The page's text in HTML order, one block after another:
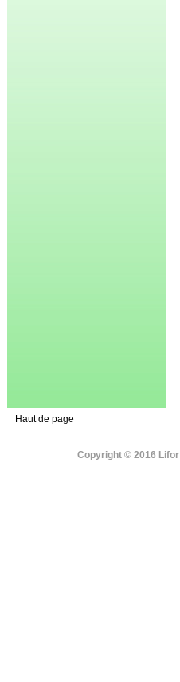
Haut de page
Copyright © 2016 Lifor